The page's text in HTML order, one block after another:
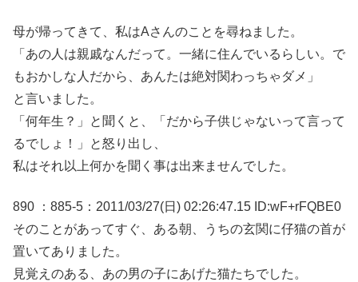
母が帰ってきて、私はAさんのことを尋ねました。
「あの人は親戚なんだって。一緒に住んでいるらしい。で
もおかしな人だから、あんたは絶対関わっちゃダメ」
と言いました。
「何年生？」と聞くと、「だから子供じゃないって言って
るでしょ！」と怒り出し、
私はそれ以上何かを聞く事は出来ませんでした。
890 ：885-5：2011/03/27(日) 02:26:47.15 ID:wF+rFQBE0
そのことがあってすぐ、ある朝、うちの玄関に仔猫の首が
置いてありました。
見覚えのある、あの男の子にあげた猫たちでした。